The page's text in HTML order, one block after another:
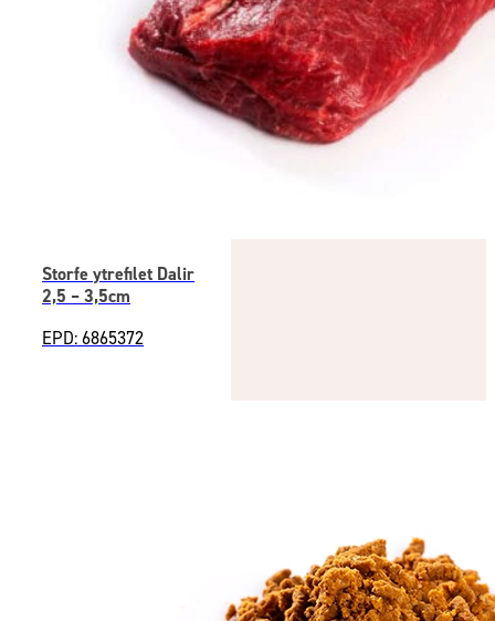
Storfe ytrefilet Dalir
2,5 – 3,5cm
EPD: 6865372